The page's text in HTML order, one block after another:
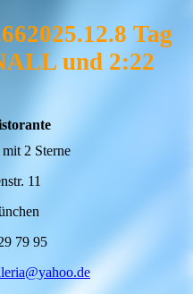
Tag
und 2:22
2 Sterne
11
79 95